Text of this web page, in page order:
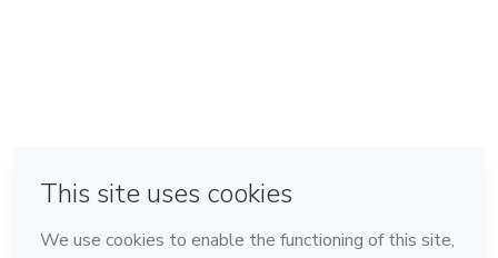
Feito com ❤ na Cidade do México